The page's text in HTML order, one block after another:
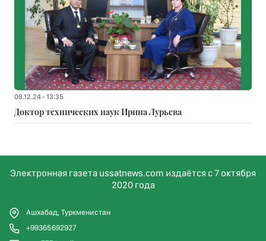
08.12.24 - 13:35
Доктор технических наук Ирина Лурьева
Электронная газета ussatnews.com издаётся с 7 октября
2020 года
Ашхабад, Туркменистан
+99365692927